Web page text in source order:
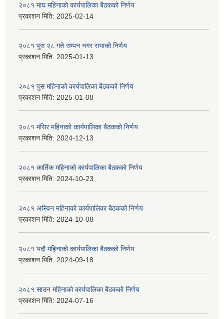
२०८१ माघ महिनाको कार्यपालिका बैठकको निर्णय
प्रकाशन मिति: 2025-02-14
२०८१ पुस २८ गते सम्प‍न नगर सभाको निर्णय
प्रकाशन मिति: 2025-01-13
२०८१ पुस महिनाको कार्यपालिका बैठकको निर्णय
प्रकाशन मिति: 2025-01-08
२०८१ मंसिर महिनाको कार्यपालिका बैठकको निर्णय
प्रकाशन मिति: 2024-12-13
२०८१ कार्तिक महिनाको कार्यपालिका बैठकको निर्णय
प्रकाशन मिति: 2024-10-23
२०८१ अस्विन महिनाको कार्यपालिका बैठकको निर्णय
प्रकाशन मिति: 2024-10-08
२०८१ भदौ महिनाको कार्यपालिका बैठकको निर्णय
प्रकाशन मिति: 2024-09-18
२०८१ साउन महिनाको कार्यपालिका बैठकको निर्णय
प्रकाशन मिति: 2024-07-16